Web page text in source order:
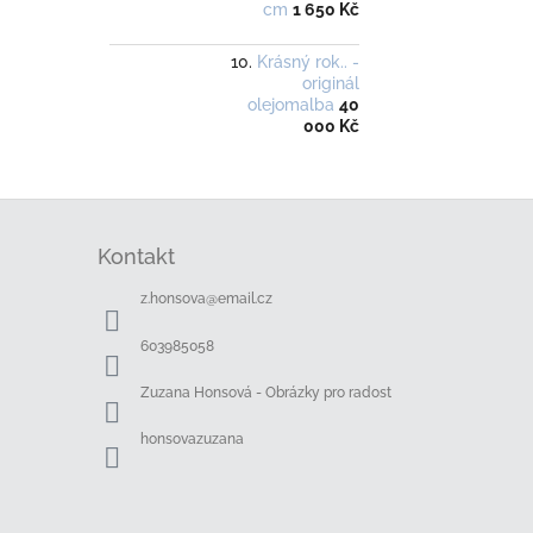
cm 1 650 Kč
Krásný rok.. -
originál
olejomalba 40
000 Kč
Kontakt
z.honsova@email.cz
603985058
Zuzana Honsová - Obrázky pro radost
honsovazuzana